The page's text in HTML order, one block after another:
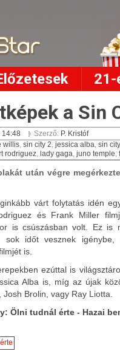
21-
a Sin
14:48 Szerző: P. Kristóf
willis, sin city 2, jessica alba, sin city
rodriguez, lady gaga, juno temple,
után végre
várt folytatás idén
és Frank Miller
is csúszásban volt. Ez is
sok időt vesznek
is.
ezúttal is
Alba is, míg az újak
Brolin, vagy Ray Liotta.
Ölni tudnál érte - Hazai